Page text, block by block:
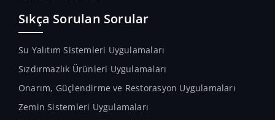
Sıkça Sorulan Sorular
Su Yalıtım Sistemleri Uygulamaları
Sızdırmazlık Ürünleri Uygulamaları
Onarım, Güçlendirme ve Restorasyon Uygulamaları
Zemin Sistemleri Uygulamaları